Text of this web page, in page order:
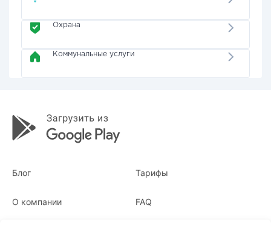
Охрана
Коммунальные услуги
Блог Тарифы
О компании FAQ